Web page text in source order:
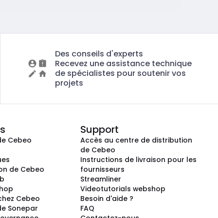
Des conseils d'experts
Recevez une assistance technique
de spécialistes pour soutenir vos
projets
Cebeo
de Cebeo
Cebeo
Sonepar
Support
Accès au centre de distribution
de Cebeo
Instructions de livraison pour les
fournisseurs
Streamliner
Videotutorials webshop
Besoin d'aide ?
FAQ